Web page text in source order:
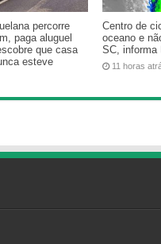
percorre
paga aluguel
que casa
esteve
Centro de
oceano e
SC, informa
11 horas